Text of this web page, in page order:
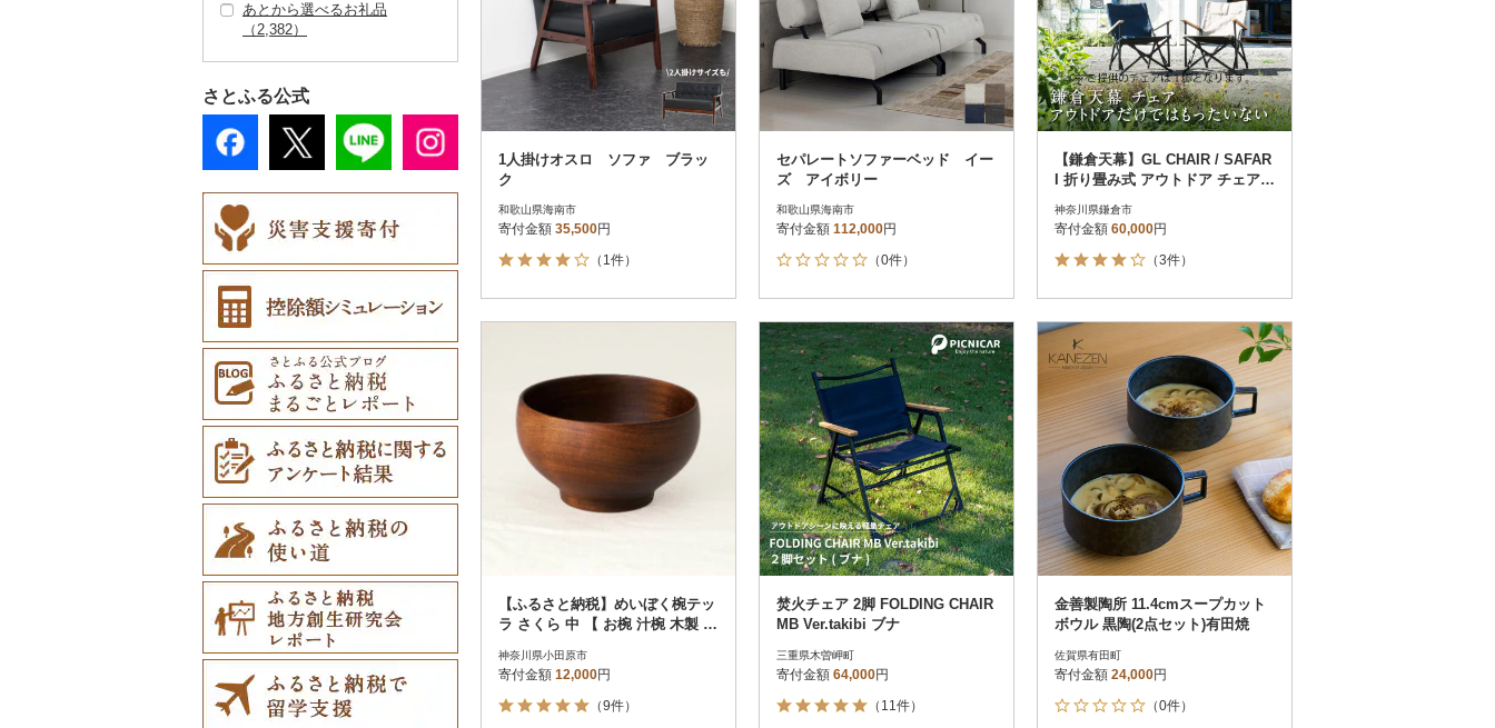
ウェア・ユニフォーム
（237）
2）
アロマ（698）
その他美容（3,542）
その他鞄・バッグ（3,
885）
5）
その他洋服（4,361）
靴・シューズ（5,91
4）
スリッパ・下駄・草履
（1,374）
その他靴・履物（1,95
アクセサリー（16,45
9）
ペンダント・ネックレ
ス（4,912）
ピアス・イヤリング
（4,129）
7）
その他アクセサリー
その他服飾小物（15,0
41）
財布（3,272）
ショール・ストール
097）
マフラー・手袋（79
その他服飾小物（8,80
3）
唐津焼（57）
村上木彫堆朱（33）
その他陶器・漆器（5,
610）
数珠（242）
工芸品（7,377）
播州そろばん（9）
美濃和紙（6）
民芸品（1,026）
胡蝶蘭（241）
造花・プリザーブドフ
ラワー（1,607）
その他花（3,652）
盆栽・その他（854）
その他（4,278）
あとから選べるお礼品
（2,382）
さとふる公式
1人掛けオスロ ソファ ブラッ
ク
和歌山県海南市
寄付金額 35,500円
（1件）
セパレートソファーベッド イー
ズ アイボリー
和歌山県海南市
寄付金額 112,000円
（0件）
【鎌倉天幕】GL CHAIR / SAFAR
I 折り畳み式 アウトドア チェア K
神奈川県鎌倉市
寄付金額 60,000円
（3件）
【ふるさと納税】めいぼく椀テッ
ラ さくら 中 【 お椀 汁椀 木製 神
神奈川県小田原市
寄付金額 12,000円
（9件）
焚火チェア 2脚 FOLDING CHAIR
MB Ver.takibi ブナ
三重県木曽岬町
寄付金額 64,000円
（11件）
金善製陶所 11.4cmスープカット
ボウル 黒陶(2点セット)有田焼
佐賀県有田町
寄付金額 24,000円
（0件）